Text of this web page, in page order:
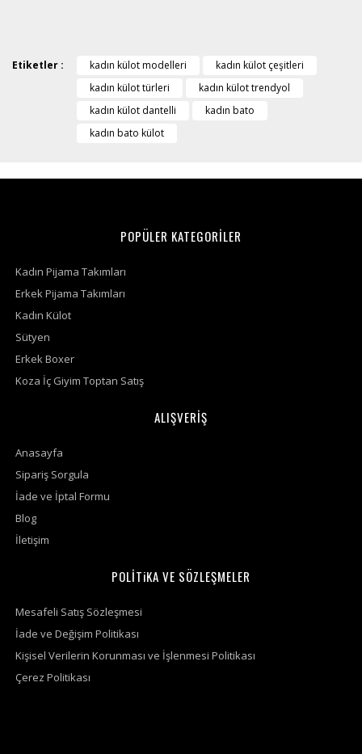
Etiketler : kadın külot modelleri
kadın külot çeşitleri
kadın külot türleri
kadın külot trendyol
kadın külot dantelli
kadın bato
kadın bato külot
POPÜLER KATEGORİLER
Kadın Pijama Takımları
Erkek Pijama Takımları
Kadın Külot
Sütyen
Erkek Boxer
Koza İç Giyim Toptan Satış
ALIŞVERİŞ
Anasayfa
Sipariş Sorgula
İade ve İptal Formu
Blog
İletişim
POLİTiKA VE SÖZLEŞMELER
Mesafeli Satış Sözleşmesi
İade ve Değişim Politikası
Kişisel Verilerin Korunması ve İşlenmesi Politikası
Çerez Politikası